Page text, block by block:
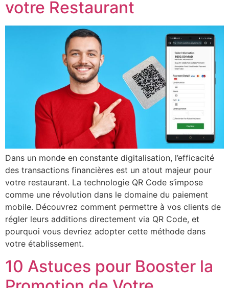
votre Restaurant
Dans un monde en constante digitalisation, l’efficacité
des transactions financières est un atout majeur pour
votre restaurant. La technologie QR Code s’impose
comme une révolution dans le domaine du paiement
mobile. Découvrez comment permettre à vos clients de
régler leurs additions directement via QR Code, et
pourquoi vous devriez adopter cette méthode dans
votre établissement.
10 Astuces pour Booster la